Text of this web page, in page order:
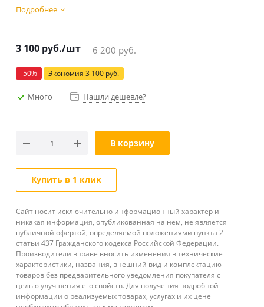
Подробнее
3 100 руб./шт 6 200руб.
-50% Экономия 3 100 руб.
Много Нашли дешевле?
В корзину
Купить в 1 клик
Сайт носит исключительно информационный характер и
никакая информация, опубликованная на нём, не является
публичной офертой, определяемой положениями пункта 2
статьи 437 Гражданского кодекса Российской Федерации.
Производители вправе вносить изменения в технические
характеристики, названия, внешний вид и комплектацию
товаров без предварительного уведомления покупателя с
целью улучшения его свойств. Для получения подробной
информации о реализуемых товарах, услугах и их цене